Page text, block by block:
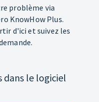
problème via
KnowHow Plus.
d'ici et suivez les
dans le logiciel